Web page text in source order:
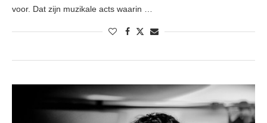
voor. Dat zijn muzikale acts waarin …